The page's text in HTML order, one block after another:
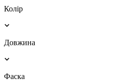
Колір
Довжина
Фаска